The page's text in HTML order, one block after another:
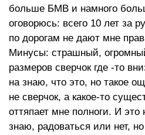
больше БМВ и намного
оговорюсь: всего 10 лет за
по дорогам не дают мне
Минусы: страшный,
размеров сверчок где -то
на знаю, что это, но такое
не сверчок, а какое-то
оттяпает мне полноги. И
знаю, радоваться или нет,